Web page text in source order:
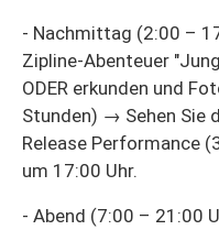
- Nachmittag (2:00 –
Zipline-Abenteuer
ODER erkunden und
Stunden) → Sehen Sie
Release Performance
um 17:00 Uhr.
- Abend (7:00 – 21:00